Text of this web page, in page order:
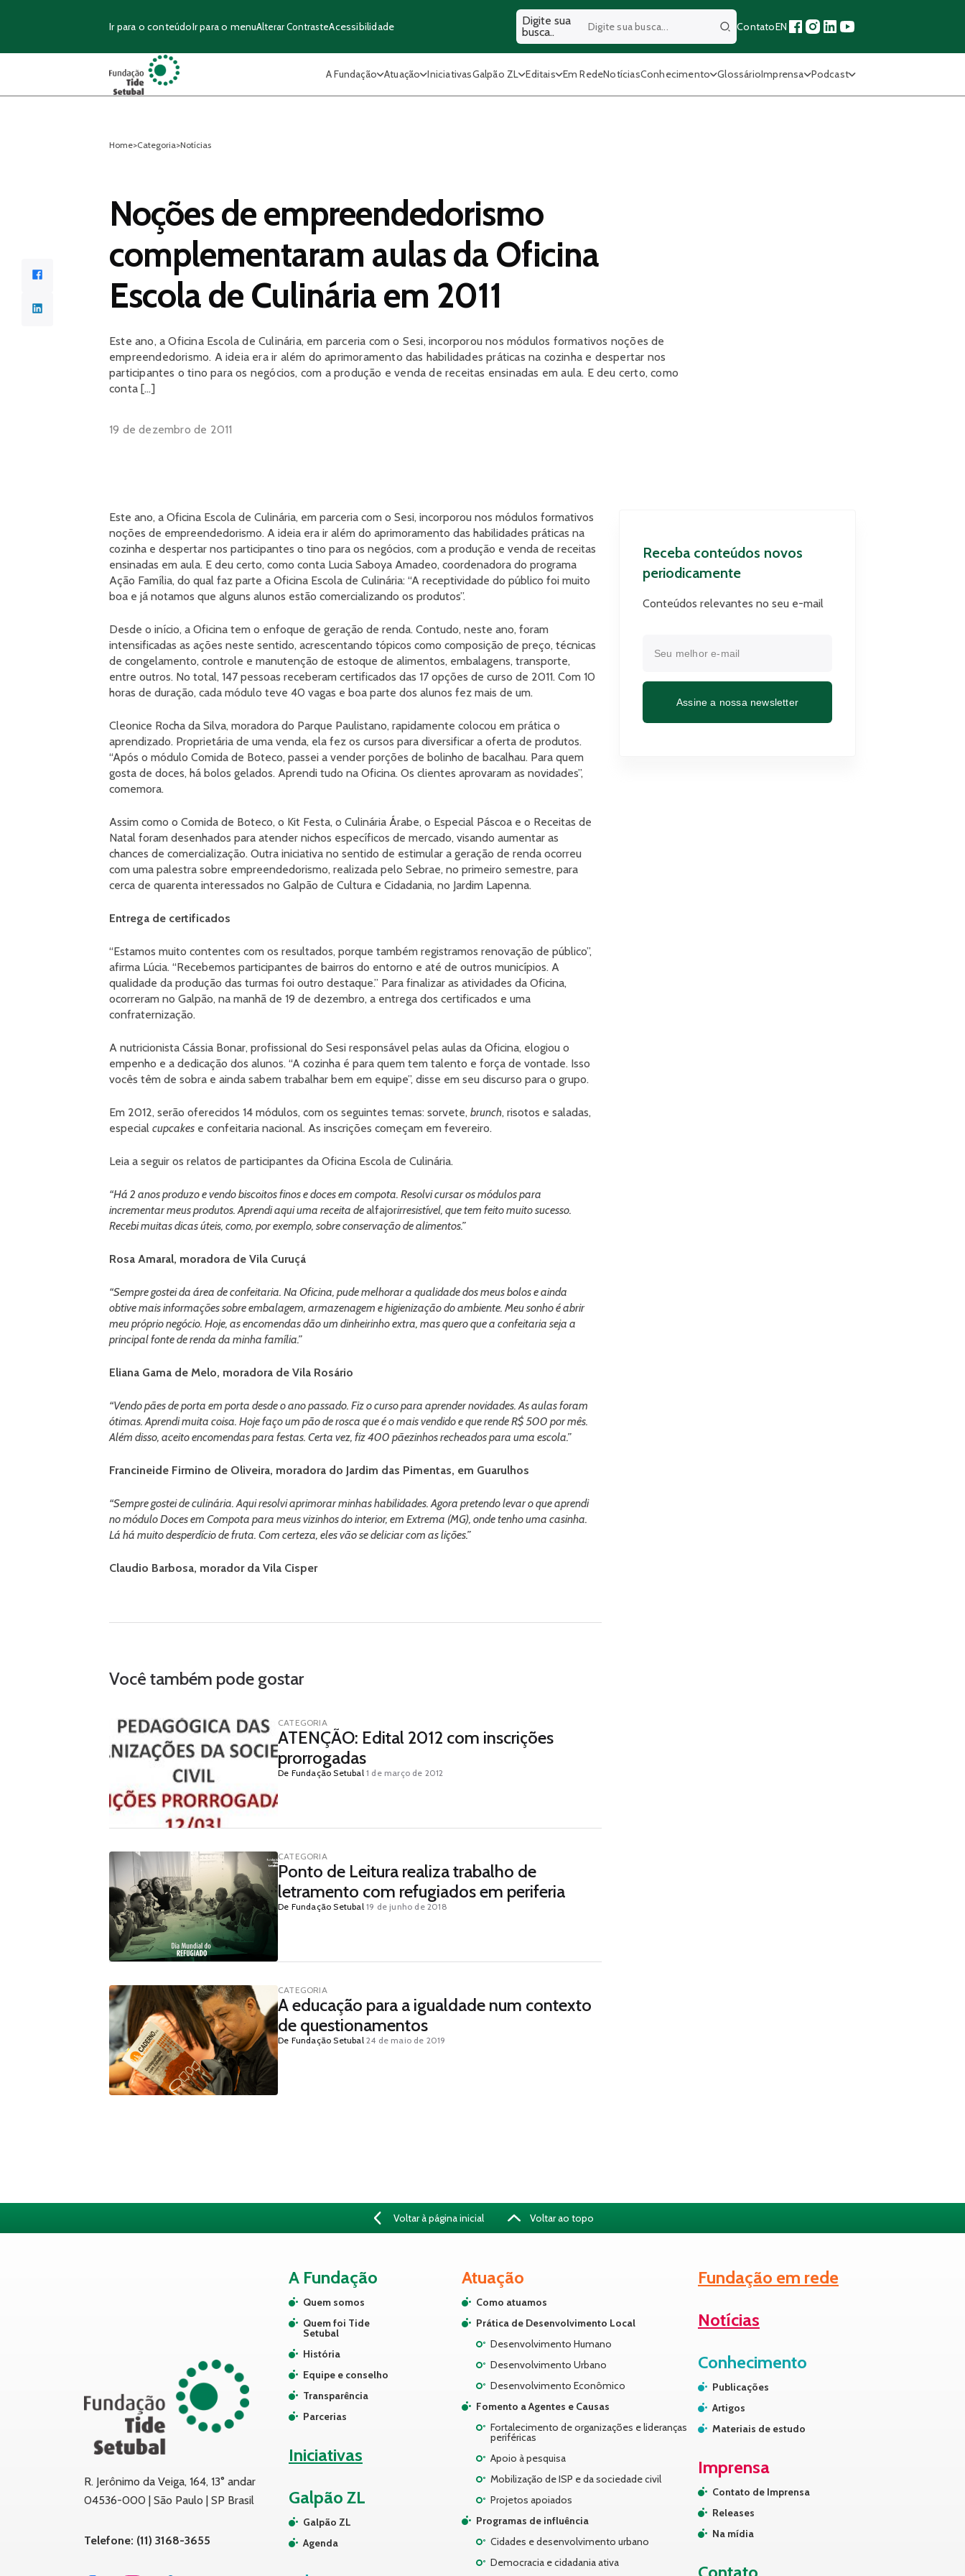
Ir para o conteúdoIr para o menuAlterar ContrasteAcessibilidade
Digite sua
busca..
BuscarContatoEN
A Fundação Atuação IniciativasGalpão ZL Editais Em RedeNotíciasConhecimento GlossárioImprensa Podcast
Home>Categoria>Notícias
Noções de empreendedorismo
complementaram aulas da Oficina
Escola de Culinária em 2011
Este ano, a Oficina Escola de Culinária, em parceria com o Sesi, incorporou nos módulos formativos noções de
empreendedorismo. A ideia era ir além do aprimoramento das habilidades práticas na cozinha e despertar nos
participantes o tino para os negócios, com a produção e venda de receitas ensinadas em aula. E deu certo, como
conta […]
19 de dezembro de 2011
Este ano, a Oficina Escola de Culinária, em parceria com o Sesi, incorporou nos módulos formativos
noções de empreendedorismo. A ideia era ir além do aprimoramento das habilidades práticas na
cozinha e despertar nos participantes o tino para os negócios, com a produção e venda de receitas
ensinadas em aula. E deu certo, como conta Lucia Saboya Amadeo, coordenadora do programa
Ação Família, do qual faz parte a Oficina Escola de Culinária: “A receptividade do público foi muito
boa e já notamos que alguns alunos estão comercializando os produtos”.
Desde o início, a Oficina tem o enfoque de geração de renda. Contudo, neste ano, foram
intensificadas as ações neste sentido, acrescentando tópicos como composição de preço, técnicas
de congelamento, controle e manutenção de estoque de alimentos, embalagens, transporte,
entre outros. No total, 147 pessoas receberam certificados das 17 opções de curso de 2011. Com 10
horas de duração, cada módulo teve 40 vagas e boa parte dos alunos fez mais de um.
Cleonice Rocha da Silva, moradora do Parque Paulistano, rapidamente colocou em prática o
aprendizado. Proprietária de uma venda, ela fez os cursos para diversificar a oferta de produtos.
“Após o módulo Comida de Boteco, passei a vender porções de bolinho de bacalhau. Para quem
gosta de doces, há bolos gelados. Aprendi tudo na Oficina. Os clientes aprovaram as novidades”,
comemora.
Assim como o Comida de Boteco, o Kit Festa, o Culinária Árabe, o Especial Páscoa e o Receitas de
Natal foram desenhados para atender nichos específicos de mercado, visando aumentar as
chances de comercialização. Outra iniciativa no sentido de estimular a geração de renda ocorreu
com uma palestra sobre empreendedorismo, realizada pelo Sebrae, no primeiro semestre, para
cerca de quarenta interessados no Galpão de Cultura e Cidadania, no Jardim Lapenna.
Entrega de certificados
“Estamos muito contentes com os resultados, porque também registramos renovação de público”,
afirma Lúcia. “Recebemos participantes de bairros do entorno e até de outros municípios. A
qualidade da produção das turmas foi outro destaque.” Para finalizar as atividades da Oficina,
ocorreram no Galpão, na manhã de 19 de dezembro, a entrega dos certificados e uma
confraternização.
A nutricionista Cássia Bonar, profissional do Sesi responsável pelas aulas da Oficina, elogiou o
empenho e a dedicação dos alunos. “A cozinha é para quem tem talento e força de vontade. Isso
vocês têm de sobra e ainda sabem trabalhar bem em equipe”, disse em seu discurso para o grupo.
Em 2012, serão oferecidos 14 módulos, com os seguintes temas: sorvete, brunch, risotos e saladas,
especial cupcakes e confeitaria nacional. As inscrições começam em fevereiro.
Leia a seguir os relatos de participantes da Oficina Escola de Culinária.
“Há 2 anos produzo e vendo biscoitos finos e doces em compota. Resolvi cursar os módulos para
incrementar meus produtos. Aprendi aqui uma receita dealfajorirresistível, que tem feito muito sucesso.
Recebi muitas dicas úteis, como, por exemplo, sobre conservação de alimentos.”
Rosa Amaral, moradora de Vila Curuçá
“Sempre gostei da área de confeitaria. Na Oficina, pude melhorar a qualidade dos meus bolos e ainda
obtive mais informações sobre embalagem, armazenagem e higienização do ambiente. Meu sonho é abrir
meu próprio negócio. Hoje, as encomendas dão um dinheirinho extra, mas quero que a confeitaria seja a
principal fonte de renda da minha família.”
Eliana Gama de Melo, moradora de Vila Rosário
“Vendo pães de porta em porta desde o ano passado. Fiz o curso para aprender novidades. As aulas foram
ótimas. Aprendi muita coisa. Hoje faço um pão de rosca que é o mais vendido e que rende R$ 500 por mês.
Além disso, aceito encomendas para festas. Certa vez, fiz 400 pãezinhos recheados para uma escola.”
Francineide Firmino de Oliveira, moradora do Jardim das Pimentas, em Guarulhos
“Sempre gostei de culinária. Aqui resolvi aprimorar minhas habilidades. Agora pretendo levar o que aprendi
no módulo Doces em Compota para meus vizinhos do interior, em Extrema (MG), onde tenho uma casinha.
Lá há muito desperdício de fruta. Com certeza, eles vão se deliciar com as lições.”
Claudio Barbosa, morador da Vila Cisper
Receba conteúdos novos
periodicamente
Conteúdos relevantes no seu e-mail
Assine a nossa newsletter
Você também pode gostar
CATEGORIA
ATENÇÃO: Edital 2012 com inscrições
prorrogadas
De Fundação Setubal1 de março de 2012
CATEGORIA
Ponto de Leitura realiza trabalho de
letramento com refugiados em periferia
De Fundação Setubal19 de junho de 2018
CATEGORIA
A educação para a igualdade num contexto
de questionamentos
De Fundação Setubal24 de maio de 2019
Voltar à página inicial Voltar ao topo
R. Jerônimo da Veiga, 164, 13° andar
04536-000 | São Paulo | SP Brasil
Telefone: (11) 3168-3655
A Fundação
Quem somos
Quem foi Tide
Setubal
História
Equipe e conselho
Transparência
Parcerias
Iniciativas
Galpão ZL
Galpão ZL
Agenda
Atuação
Como atuamos
Prática de Desenvolvimento Local
Desenvolvimento Humano
Desenvolvimento Urbano
Desenvolvimento Econômico
Fomento a Agentes e Causas
Fortalecimento de organizações e lideranças
periféricas
Apoio à pesquisa
Mobilização de ISP e da sociedade civil
Projetos apoiados
Programas de influência
Cidades e desenvolvimento urbano
Democracia e cidadania ativa
Fundação em rede
Notícias
Conhecimento
Publicações
Artigos
Materiais de estudo
Imprensa
Contato de Imprensa
Releases
Na mídia